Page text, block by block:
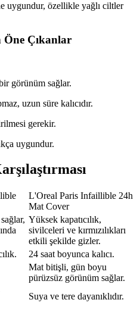
uygundur, özellikle yağlı ciltler
Öne Çıkanlar
görünüm sağlar.
uzun süre kalıcıdır.
gerekir.
uygundur.
L'Oreal Paris Infaillible 24h
Mat Cover
Yüksek kapatıcılık,
sivilceleri ve kırmızılıkları
etkili şekilde gizler.
24 saat boyunca kalıcı.
Mat bitişli, gün boyu
pürüzsüz görünüm sağlar.
Suya ve tere dayanıklıdır.